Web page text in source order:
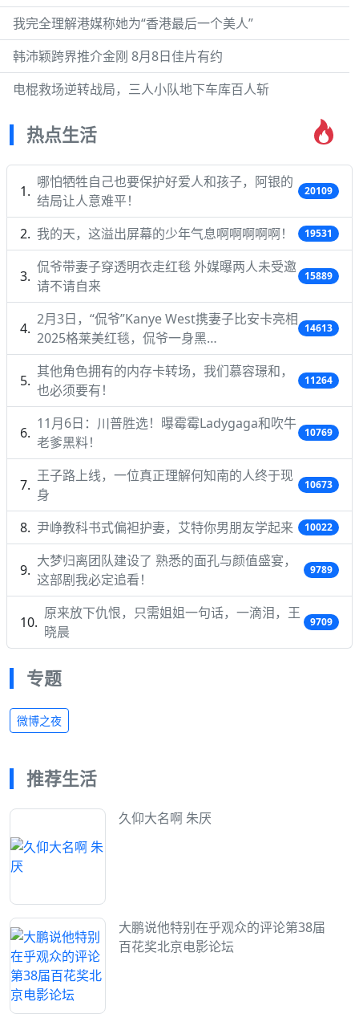
我完全理解港媒称她为“香港最后一个美人”
韩沛颖跨界推介金刚 8月8日佳片有约
电棍救场逆转战局，三人小队地下车库百人斩
热点生活
哪怕牺牲自己也要保护好爱人和孩子，阿银的
结局让人意难平！
20109
我的天，这溢出屏幕的少年气息啊啊啊啊啊！ 19531
侃爷带妻子穿透明衣走红毯 外媒曝两人未受邀
请不请自来
15889
2月3日，“侃爷”Kanye West携妻子比安卡亮相
2025格莱美红毯，侃爷一身黑…
14613
其他角色拥有的内存卡转场，我们慕容璟和，
也必须要有！
11264
11月6日：川普胜选！曝霉霉Ladygaga和吹牛
老爹黑料！
10769
王子路上线，一位真正理解何知南的人终于现
身
10673
尹峥教科书式偏袒护妻，艾特你男朋友学起来 10022
大梦归离团队建设了 熟悉的面孔与颜值盛宴，
这部剧我必定追看！
9789
原来放下仇恨，只需姐姐一句话，一滴泪，王
晓晨
9709
专题
微博之夜
推荐生活
久仰大名啊 朱厌
大鹏说他特别在乎观众的评论第38届
百花奖北京电影论坛